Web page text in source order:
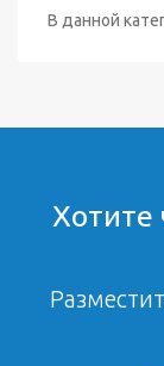
В данной
Хотите